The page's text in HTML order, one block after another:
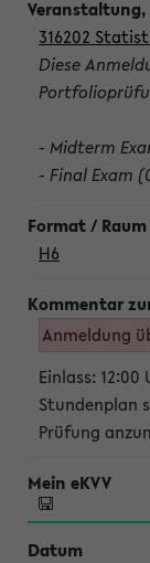
316202
Diese
- Midterm
- Final Exam
H6
Anmeldung
Einlass: 12:00
Stundenplan
Prüfung